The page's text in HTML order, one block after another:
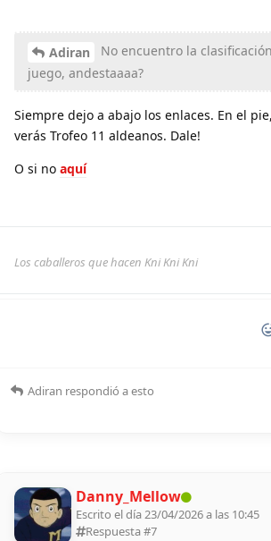
Adiran
No encuentro la
juego, andestaaaa?
Siempre dejo a abajo los enlaces. En el
verás Trofeo 11 aldeanos. Dale!
O si no aquí
Los caballeros que hacen Kni Kni Kni
Adiran respondió a esto
Danny_Mellow
Escrito el día 23/04/2026 a las 10:45
Respuesta #7